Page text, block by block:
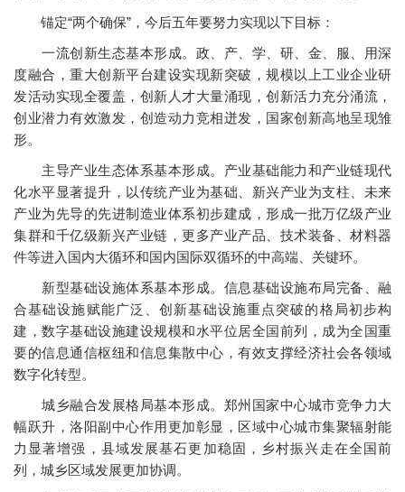
锚定“两个确保”，今后五年要努力实现以下目标：
一流创新生态基本形成。政、产、学、研、金、服、用深
度融合，重大创新平台建设实现新突破，规模以上工业企业研
发活动实现全覆盖，创新人才大量涌现，创新活力充分涌流，
创业潜力有效激发，创造动力竞相迸发，国家创新高地呈现雏
形。
主导产业生态体系基本形成。产业基础能力和产业链现代
化水平显著提升，以传统产业为基础、新兴产业为支柱、未来
产业为先导的先进制造业体系初步建成，形成一批万亿级产业
集群和千亿级新兴产业链，更多产业产品、技术装备、材料器
件等进入国内大循环和国内国际双循环的中高端、关键环。
新型基础设施体系基本形成。信息基础设施布局完备、融
合基础设施赋能广泛、创新基础设施重点突破的格局初步构
建，数字基础设施建设规模和水平位居全国前列，成为全国重
要的信息通信枢纽和信息集散中心，有效支撑经济社会各领域
数字化转型。
城乡融合发展格局基本形成。郑州国家中心城市竞争力大
幅跃升，洛阳副中心作用更加彰显，区域中心城市集聚辐射能
力显著增强，县域发展基石更加稳固，乡村振兴走在全国前
列，城乡区域发展更加协调。